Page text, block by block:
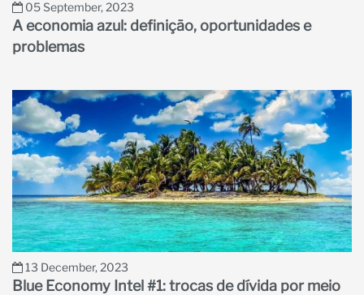
05 September, 2023
A economia azul: definição, oportunidades e
problemas
13 December, 2023
Blue Economy Intel #1: trocas de dívida por meio